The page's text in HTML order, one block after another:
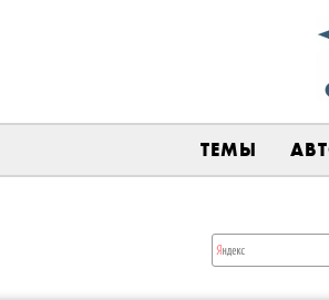
ТЕМЫ